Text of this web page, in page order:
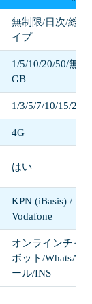
無制限/日次/総合
イプ
1/5/10/20/50/無制
GB
1/3/5/7/10/15/20/
4G
はい
KPN (iBasis) /
Vodafone
オンラインチャ
ボット/
ール/INS